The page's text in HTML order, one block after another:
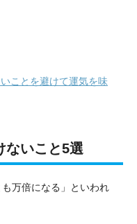
ことを避けて運気を味
ないこと5選
万倍になる」といわれ